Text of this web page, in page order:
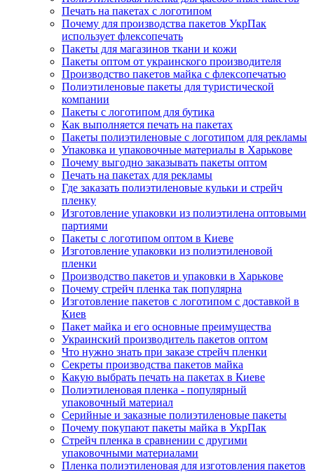
Печать на пакетах с логотипом
Почему для производства пакетов УкрПак
использует флексопечать
Пакеты для магазинов ткани и кожи
Пакеты оптом от украинского производителя
Производство пакетов майка с флексопечатью
Полиэтиленовые пакеты для туристической
компании
Пакеты с логотипом для бутика
Как выполняется печать на пакетах
Пакеты полиэтиленовые с логотипом для рекламы
Упаковка и упаковочные материалы в Харькове
Почему выгодно заказывать пакеты оптом
Печать на пакетах для рекламы
Где заказать полиэтиленовые кульки и стрейч
пленку
Изготовление упаковки из полиэтилена оптовыми
партиями
Пакеты с логотипом оптом в Киеве
Изготовление упаковки из полиэтиленовой
пленки
Производство пакетов и упаковки в Харькове
Почему стрейч пленка так популярна
Изготовление пакетов с логотипом с доставкой в
Киев
Пакет майка и его основные преимущества
Украинский производитель пакетов оптом
Что нужно знать при заказе стрейч пленки
Секреты производства пакетов майка
Какую выбрать печать на пакетах в Киеве
Полиэтиленовая пленка - популярный
упаковочный материал
Серийные и заказные полиэтиленовые пакеты
Почему покупают пакеты майка в УкрПак
Стрейч пленка в сравнении с другими
упаковочными материалами
Пленка полиэтиленовая для изготовления пакетов